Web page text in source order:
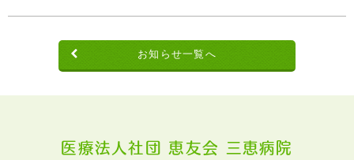
お知らせ一覧へ
医療法人社団 恵友会 三恵病院